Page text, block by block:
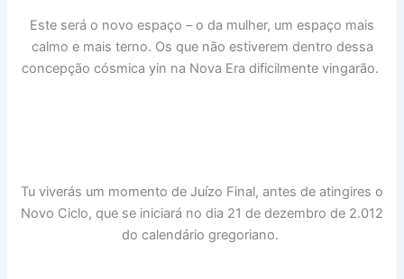
Este será o novo espaço – o da mulher, um espaço mais
calmo e mais terno. Os que não estiverem dentro dessa
concepção cósmica yin na Nova Era dificilmente vingarão.
Tu viverás um momento de Juízo Final, antes de atingires o
Novo Ciclo, que se iniciará no dia 21 de dezembro de 2.012
do calendário gregoriano.